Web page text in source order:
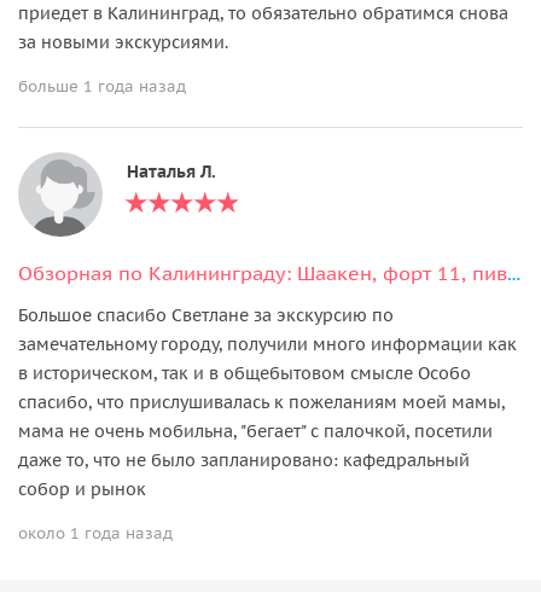
приедет в Калининград, то обязательно обратимся снова
за новыми экскурсиями.
больше 1 года назад
Наталья Л.
Обзорная по Калининграду: Шаакен, форт 11, пивоварня Нессельбек и сыроварня
Большое спасибо Светлане за экскурсию по
замечательному городу, получили много информации как
в историческом, так и в общебытовом смысле Особо
спасибо, что прислушивалась к пожеланиям моей мамы,
мама не очень мобильна, "бегает" с палочкой, посетили
даже то, что не было запланировано: кафедральный
собор и рынок
около 1 года назад